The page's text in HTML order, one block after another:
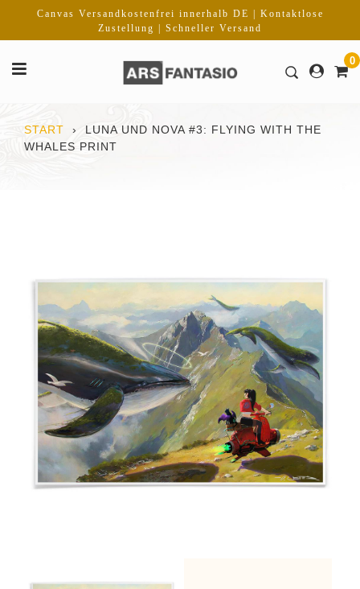
Inhalt
Canvas Versandkostenfrei innerhalb DE | Kontaktlose
Zustellung | Schneller Versand
0
START ›
LUNA UND NOVA #3: FLYING WITH THE
WHALES PRINT